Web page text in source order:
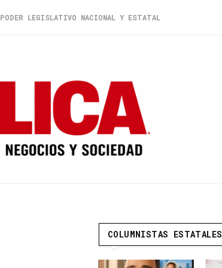
PODER LEGISLATIVO NACIONAL Y ESTATAL
COLUMNISTAS ESTATALES